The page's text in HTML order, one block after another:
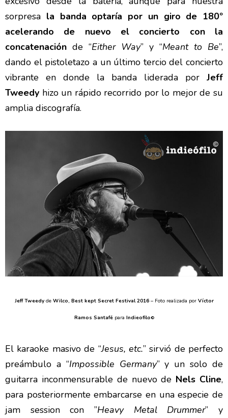
sorpresa la banda optaría por un giro de 180º
acelerando de nuevo el concierto con la
concatenación de “Either Way” y “Meant to Be”,
dando el pistoletazo a un último tercio del concierto
vibrante en donde la banda liderada por Jeff
Tweedy hizo un rápido recorrido por lo mejor de su
amplia discografía.
Jeff Tweedyde Wilco, Best kept Secret Festival 2016– Foto realizada por Víctor
Ramos Santafépara Indieofilo©
El karaoke masivo de “Jesus, etc.” sirvió de perfecto
preámbulo a “Impossible Germany” y un solo de
guitarra inconmensurable de nuevo de Nels Cline,
para posteriormente embarcarse en una especie de
jam session con ”Heavy Metal Drummer” y